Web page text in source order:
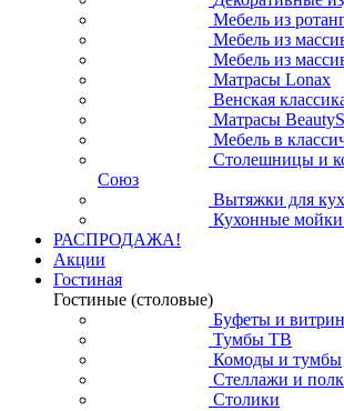
Мебель из
Мебель из
Мебель из
Матрасы Lonax
Венская
Матрасы
Мебель в
Столешницы и
Союз
Вытяжки для
Кухонные мойки
РАСПРОДАЖА!
Акции
Гостиная
Гостиные (столовые)
Буфеты и
Тумбы ТВ
Комоды и тумбы
Стеллажи и
Столики